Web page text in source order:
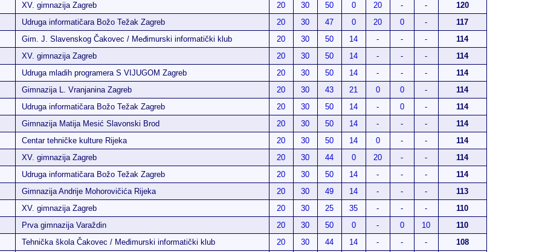
XV. gimnazija Zagreb 20 30 50 0 20 - -
120
Udruga informatičara Božo Težak Zagreb 20 30 47 0 20 0 -
117
Gim. J. Slavenskog Čakovec / Međimurski informatički klub 20 30 50 14 - - -
114
XV. gimnazija Zagreb 20 30 50 14 - - -
114
Udruga mladih programera S VIJUGOM Zagreb 20 30 50 14 - - -
114
Gimnazija L. Vranjanina Zagreb 20 30 43 21 0 0 -
114
Udruga informatičara Božo Težak Zagreb 20 30 50 14 - 0 -
114
Gimnazija Matija Mesić Slavonski Brod 20 30 50 14 - - -
114
Centar tehničke kulture Rijeka 20 30 50 14 0 - -
114
XV. gimnazija Zagreb 20 30 44 0 20 - -
114
Udruga informatičara Božo Težak Zagreb 20 30 50 14 - - -
114
Gimnazija Andrije Mohorovičića Rijeka 20 30 49 14 - - -
113
XV. gimnazija Zagreb 20 30 25 35 - - -
110
Prva gimnazija Varaždin 20 30 50 0 - 0 10
110
Tehnička škola Čakovec / Međimurski informatički klub 20 30 44 14 - - -
108